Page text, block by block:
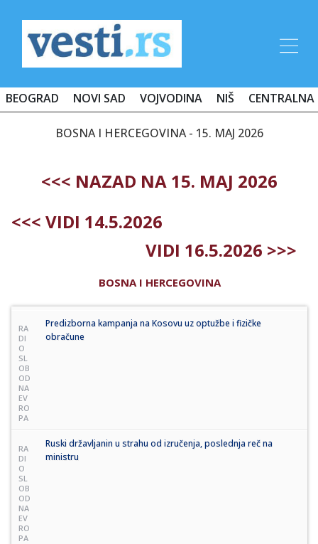
BEOGRAD NOVI SAD VOJVODINA NIŠ CENTRALNA
BOSNA I HERCEGOVINA - 15. MAJ 2026
<<< NAZAD NA 15. MAJ 2026
<<< VIDI 14.5.2026
VIDI 16.5.2026 >>>
BOSNA I HERCEGOVINA
RA
DI
O
SL
OB
OD
NA
EV
RO
PA
Predizborna kampanja na Kosovu uz optužbe i fizičke
obračune
RA
DI
O
SL
OB
OD
NA
EV
RO
PA
Ruski državljanin u strahu od izručenja, poslednja reč na
ministru